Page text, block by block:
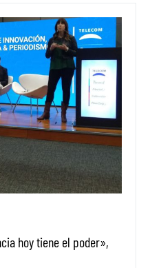
hoy tiene el poder»,